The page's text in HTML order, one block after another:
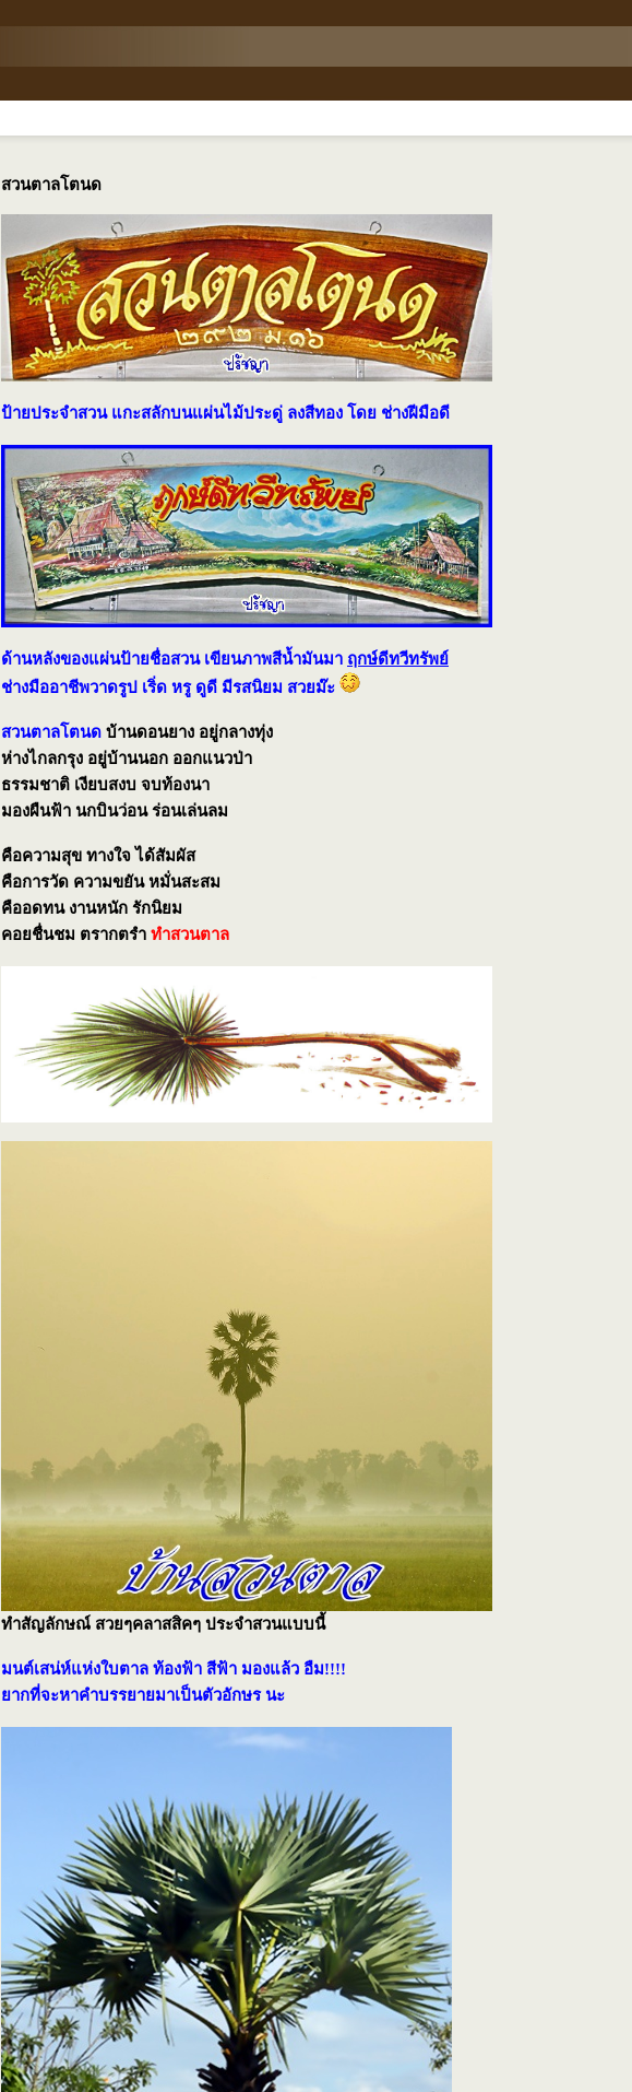
สวนตาลโตนด
ป้ายประจำสวน แกะสลักบนแผ่นไม้ประดู่ ลงสีทอง โดย ช่างฝีมือดี
ด้านหลังของแผ่นป้ายชื่อสวน เขียนภาพสีน้ำมันมา ฤกษ์ดีทวีทรัพย์
ช่างมืออาชีพวาดรูป เริ่ด หรู ดูดี มีรสนิยม สวยม๊ะ
สวนตาลโตนด บ้านดอนยาง อยู่กลางทุ่ง
ห่างไกลกรุง อยู่บ้านนอก ออกแนวป่า
ธรรมชาติ เงียบสงบ จบท้องนา
มองผืนฟ้า นกบินว่อน ร่อนเล่นลม
คือความสุข ทางใจ ได้สัมผัส
คือการวัด ความขยัน หมั่นสะสม
คืออดทน งานหนัก รักนิยม
คอยชื่นชม ตรากตรำ ทำสวนตาล
ทำสัญลักษณ์ สวยๆคลาสสิคๆ ประจำสวนแบบนี้
มนต์เสน่ห์แห่งใบตาล ท้องฟ้า สีฟ้า มองแล้ว อืม!!!!
ากที่จะหาคำบรรยายมาเป็นตัวอักษร นะ